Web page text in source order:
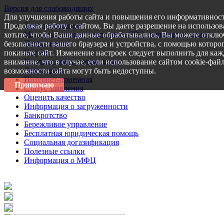
Версия для слабовидящих
Запись на прием
Меры поддержки участникам СВО и членам их семей
Пресс-центр
Услуги
Услуги в электронном виде
Документы
Интернет-приемная
Статус заявления
Оценить качество
Информация о загруженности
Банкротство
Бережливое управление
Бесплатная юридическая помощь
Социальная догазификация
Полезные ссылки
Информация о МФЦ
Для улучшения работы сайта и повышения его
Продолжая работу с сайтом, Вы даете разрешение на
хотите, чтобы Ваши данные обрабатывались, Вы можете
безопасности вашего браузера и устройства, с помощью
покиньте сайт. Изменение настроек следует выполнить для
внимание, что в случае, если использование сайтом cookie-
возможности сайта могут быть недоступны.
Принимаю